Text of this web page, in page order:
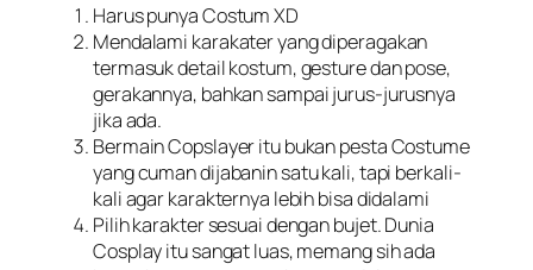
Harus punya Costum XD
Mendalami karakater yang diperagakan
termasuk detail kostum, gesture dan pose,
gerakannya, bahkan sampai jurus-jurusnya
jika ada.
Bermain Copslayer itu bukan pesta Costume
yang cuman dijabanin satu kali, tapi berkali-
kali agar karakternya lebih bisa didalami
Pilih karakter sesuai dengan bujet. Dunia
Cosplay itu sangat luas, memang sih ada